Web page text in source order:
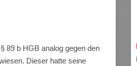
89 b HGB analog gegen den
Dieser hatte seine